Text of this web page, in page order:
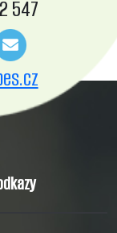
547